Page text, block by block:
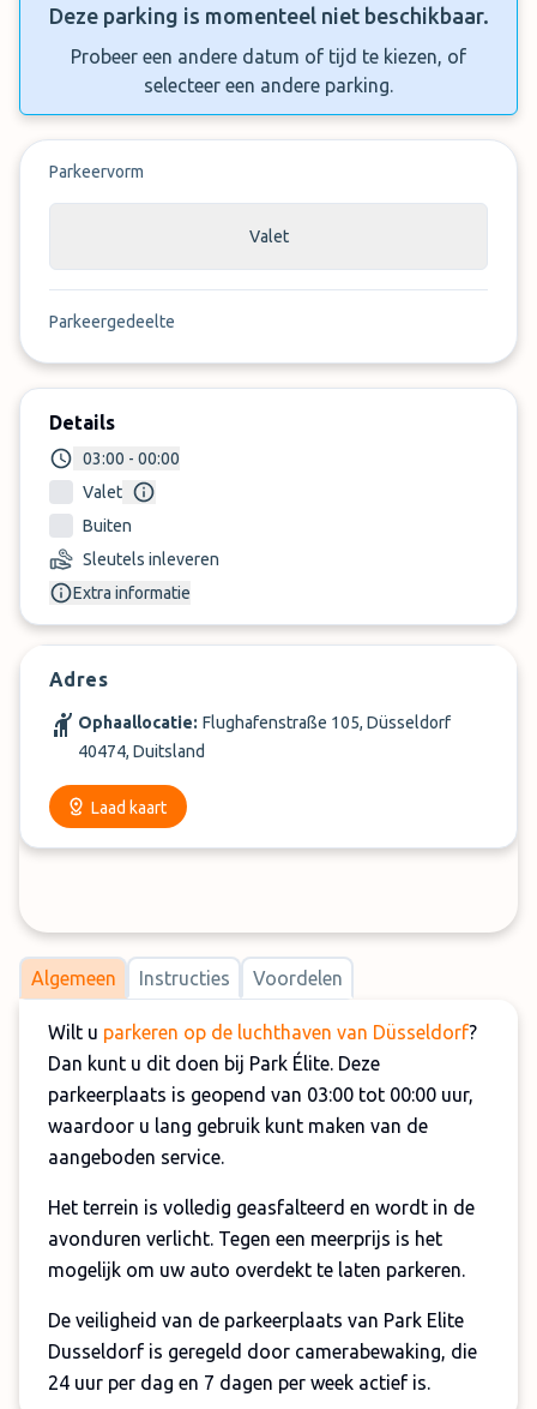
Deze parking is momenteel niet beschikbaar.
Probeer een andere datum of tijd te kiezen, of
selecteer een andere parking.
Parkeervorm
Valet
Parkeergedeelte
Details
03:00 - 00:00
Valet
Buiten
Sleutels inleveren
Extra informatie
Adres
Ophaallocatie: Flughafenstraße 105, Düsseldorf
40474, Duitsland
Laad kaart
Algemeen Instructies Voordelen
Wilt u parkeren op de luchthaven van Düsseldorf?
Dan kunt u dit doen bij Park Élite. Deze
parkeerplaats is geopend van 03:00 tot 00:00 uur,
waardoor u lang gebruik kunt maken van de
aangeboden service.
Het terrein is volledig geasfalteerd en wordt in de
avonduren verlicht. Tegen een meerprijs is het
mogelijk om uw auto overdekt te laten parkeren.
De veiligheid van de parkeerplaats van Park Elite
Dusseldorf is geregeld door camerabewaking, die
24 uur per dag en 7 dagen per week actief is.